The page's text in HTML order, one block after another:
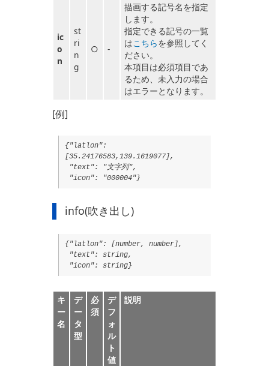
ic
o
n
st
ri
n
g
○ -
描画する記号名を指定
します。
指定できる記号の一覧
はこちらを参照してく
ださい。
本項目は必須項目であ
るため、未入力の場合
はエラーとなります。
[例]
{"latlon":
[35.24176583,139.1619077],
"text": "文字列",
"icon": "000004"}
info(吹き出し)
{"latlon": [number, number],
"text": string,
"icon": string}
キ
ー
名
デ
ー
タ
型
必
須
デ
フ
ォ
ル
ト
値
説明